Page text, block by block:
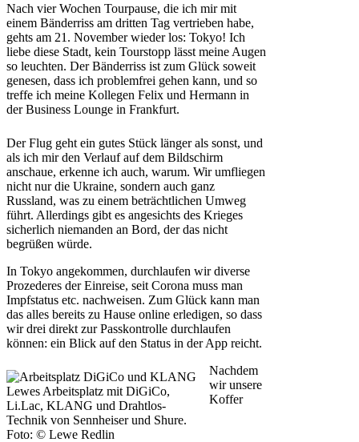
Nach vier Wochen Tourpause, die ich mir mit
einem Bänderriss am dritten Tag vertrieben habe,
gehts am 21. November wieder los: Tokyo! Ich
liebe diese Stadt, kein Tourstopp lässt meine Augen
so leuchten. Der Bänderriss ist zum Glück soweit
genesen, dass ich problemfrei gehen kann, und so
treffe ich meine Kollegen Felix und Hermann in
der Business Lounge in Frankfurt.
Der Flug geht ein gutes Stück länger als sonst, und
als ich mir den Verlauf auf dem Bildschirm
anschaue, erkenne ich auch, warum. Wir umfliegen
nicht nur die Ukraine, sondern auch ganz
Russland, was zu einem beträchtlichen Umweg
führt. Allerdings gibt es angesichts des Krieges
sicherlich niemanden an Bord, der das nicht
begrüßen würde.
In Tokyo angekommen, durchlaufen wir diverse
Prozederes der Einreise, seit Corona muss man
Impfstatus etc. nachweisen. Zum Glück kann man
das alles bereits zu Hause online erledigen, so dass
wir drei direkt zur Passkontrolle durchlaufen
können: ein Blick auf den Status in der App reicht.
Lewes Arbeitsplatz mit DiGiCo,
Li.Lac, KLANG und Drahtlos-
Technik von Sennheiser und Shure.
Foto: © Lewe Redlin
Nachdem
wir unsere
Koffer